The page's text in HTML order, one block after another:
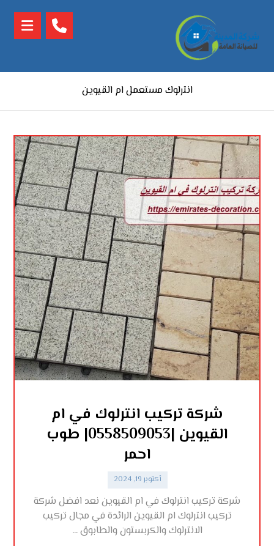
انترلوك مستعمل ام القيوين
شركة تركيب انترلوك في ام
القيوين |0558509053| طوب
احمر
أكتوبر 19, 2024
شركة تركيب انترلوك في ام القيوين نعد افضل شركة
تركيب انترلوك ام القيوين الرائدة في مجال تركيب
الانترلوك والكربستون والطابوق ...